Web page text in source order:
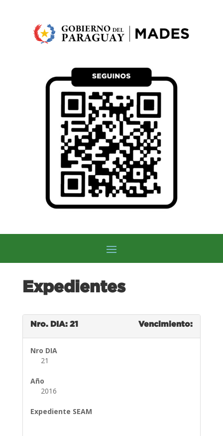
Expedientes
Nro. DIA: 21 Vencimiento:
Nro DIA
21
Año
2016
Expediente SEAM